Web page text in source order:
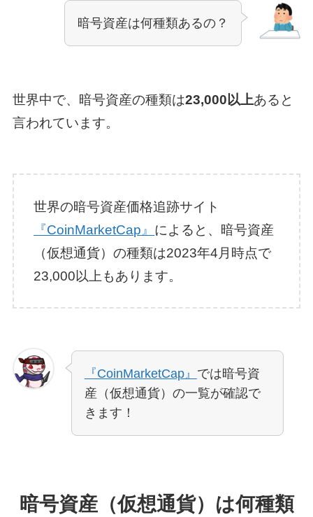
暗号資産は何種類あるの？
世界中で、暗号資産の種類は23,000以上あると
言われています。
世界の暗号資産価格追跡サイト
『CoinMarketCap』 によると、暗号資産
（仮想通貨）の種類は2023年4月時点で
23,000以上もあります。
『CoinMarketCap』 では暗号資
産（仮想通貨）の一覧が確認で
きます！
暗号資産（仮想通貨）は何種類